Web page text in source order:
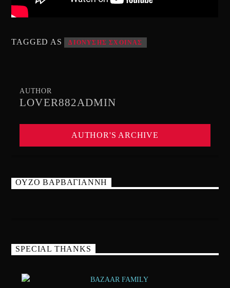
TAGGED AS ΔΙΟΝΥΣΗΣ ΣΧΟΙΝΑΣ
AUTHOR
LOVER882ADMIN
AUTHOR'S ARCHIVE
ΟΥΖΟ ΒΑΡΒΑΓΙΑΝΝΗ
SPECIAL THANKS